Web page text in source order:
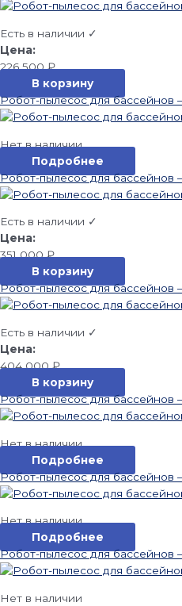
Есть в наличии ✓
226 500₽
В корзину
Робот-пылесос для бассейнов
Нет в наличии
Подробнее
Робот-пылесос для бассейнов
Есть в наличии ✓
351 000₽
В корзину
Робот-пылесос для бассейнов
Есть в наличии ✓
404 000₽
В корзину
Робот-пылесос для бассейнов
Нет в наличии
Подробнее
Робот-пылесос для бассейнов
Нет в наличии
Подробнее
Робот-пылесос для бассейнов
Нет в наличии